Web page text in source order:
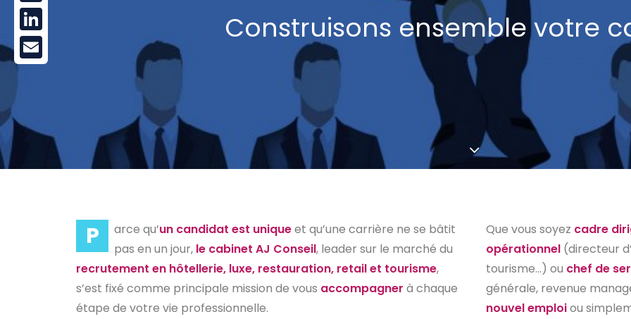
Construisons ensemble votre
P arce qu’un candidat est uniqueet qu’une carrière ne se bâtit
pas en un jour, le cabinet AJ Conseil, leader sur le marché du
recrutement en hôtellerie, luxe, restauration, retail et tourisme,
s’est fixé comme principale mission de vous accompagner à chaque
étape de votre vie professionnelle.
Que vous soyez cadre
opérationnel (directeur
tourisme…) ou chef de
générale, revenue
nouvel emploiou
X
LinkedIn
Email